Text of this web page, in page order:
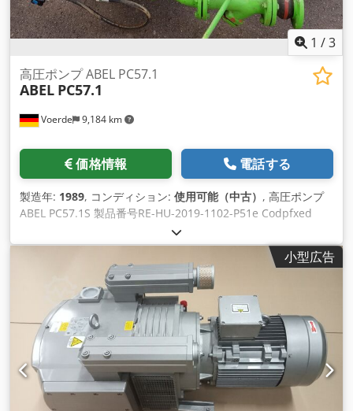
1 /3
Voerde 9,184 km
高圧ポンプ ABEL PC57.1
ABEL PC57.1
価格情報 電話する
製造年: 1989, コンディション: 使用可能（中古） , 高圧ポンプ
ABEL PC57.1S 製品番号RE-HU-2019-1102-P51e Codpfxed
Hiwie Actjrf 機械：高圧ポンプ タイプ ABEL PC57.1S マッハ番
号: 12042E9 容量：18 m3/h 圧力：100バール モーター：
小型広告